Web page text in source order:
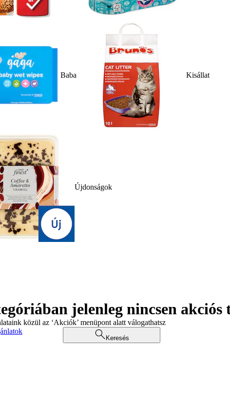
Baba Kisállat
Újdonságok
jelenleg nincsen akciós
közül az ‘Akciók’ menüpont alatt válogathatsz
Keresés